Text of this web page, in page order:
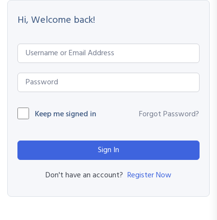
Hi, Welcome back!
Keep me signed in Forgot Password?
Sign In
Don't have an account? Register Now